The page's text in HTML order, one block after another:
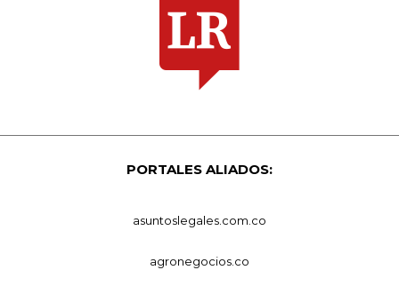
PORTALES ALIADOS:
asuntoslegales.com.co
agronegocios.co